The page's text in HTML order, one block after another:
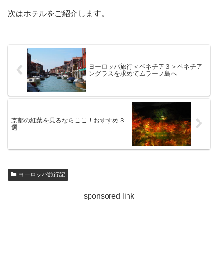
次はホテルをご紹介します。
ヨーロッパ旅行＜ベネチア３＞ベネチア
ングラスを求めてムラーノ島へ
京都の紅葉を見るならここ！おすすめ３
選
ヨーロッパ旅行記
sponsored link